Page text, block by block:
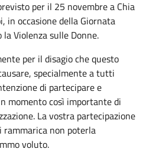
per il 25 novembre a Chia
in occasione della Giornata
Violenza sulle Donne.
per il disagio che questo
specialmente a tutti
di partecipare e
momento così importante di
La vostra partecipazione
rammarica non poterla
voluto.